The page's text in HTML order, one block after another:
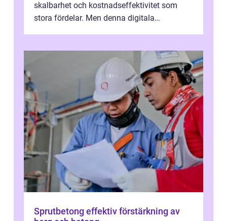
skalbarhet och kostnadseffektivitet som
stora fördelar. Men denna digitala
Sprutbetong effektiv förstärkning av